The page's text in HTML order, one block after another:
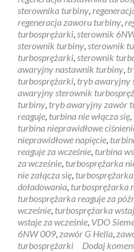
sterownika turbiny,
regeneracja zaworu turbiny,
turbosprężarki,sterownik
sterownik turbiny,sterownik
turbosprężarki,sterownik
awaryjny nastawnik turbiny,
turbosprężarki, tryb awaryjny
awaryjny sterownik
turbiny, tryb awaryjny zawór
reaguje, turbina nie włącza się,
turbina nieprawidłowe
nieprawidłowe napięcie,
reaguje za wcześnie, turbina
za wcześnie, turbosprężarka
nie załącza się,
doładowania, turbosprężarka
turbosprężarka reaguje za
wcześnie, turbosprężarka
wstaje za wcześnie, VDO
6NW 009,zawór G Hella,
turbosprężarki
Dodaj